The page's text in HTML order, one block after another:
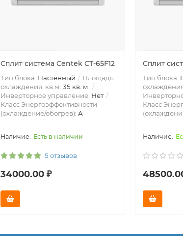
Сплит система Centek CT-65F12
Тип блока: Настенный
Площадь
охлаждения, кв.м: 35 кв. м.
Инверторное управление: Нет
Класс Энергоэффективности
(охлаждение/обогрев): A
Есть в наличии
5 отзывов
34000.00 ₽
Сплит
Тип блока:
Класс